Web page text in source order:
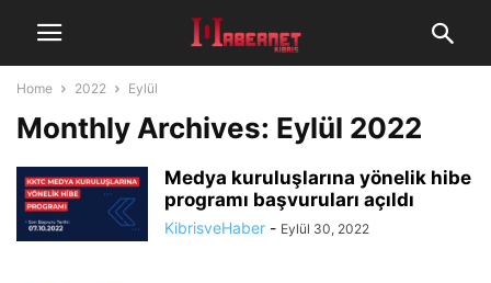
Home 2022 Eylül
Monthly Archives: Eylül 2022
Medya kuruluşlarına yönelik hibe
programı başvuruları açıldı
KibrisveHaber - Eylül 30, 2022